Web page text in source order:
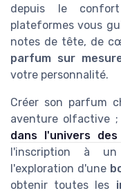
depuis le
plateformes vous
notes de tête, de
parfum sur
votre personnalité.
Créer son parfum
aventure olfactive
dans l'univers
l'inscription à
l'exploration d'une
obtenir toutes les